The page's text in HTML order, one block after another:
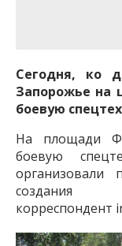
Сегодня, ко
Запорожье на
боевую
На площади
боевую
создания
корреспондент